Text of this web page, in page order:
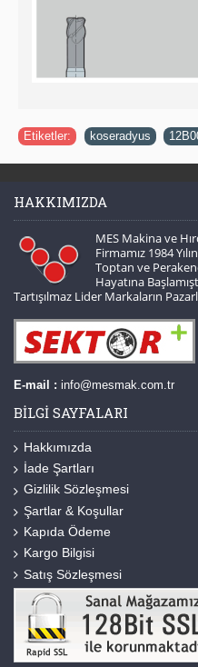
Etiketler: koseradyus
HAKKIMIZDA
MES Makina ve
Firmamız 1984
Toptan ve
Hayatına
Tartışılmaz Lider Markaların
E-mail : info@mesmak.com.tr
BILGI SAYFALARI
Hakkımızda
İade Şartları
Gizlilik Sözleşmesi
Şartlar & Koşullar
Kapıda Ödeme
Kargo Bilgisi
Satış Sözleşmesi